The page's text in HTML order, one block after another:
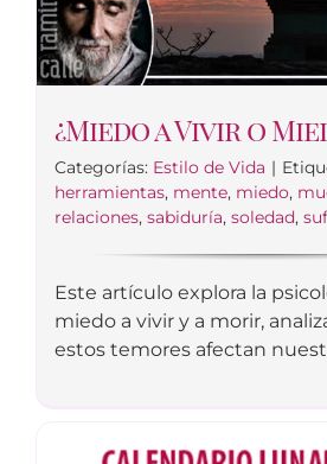
¿Miedo a Vivir o
Categorías: Estilo de Vida |
herramientas, mente, miedo,
relaciones, sabiduría, soledad,
Este artículo explora la
miedo a vivir y a morir,
estos temores afectan